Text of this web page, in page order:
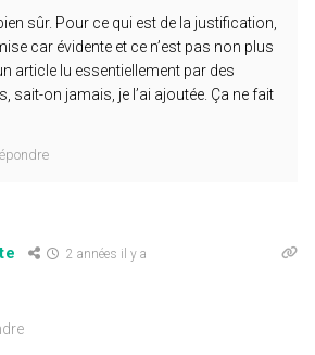
sûr. Pour ce qui est de la justification,
car évidente et ce n’est pas non plus
article lu essentiellement par des
sait-on jamais, je l’ai ajoutée. Ça ne fait
2 années il y a